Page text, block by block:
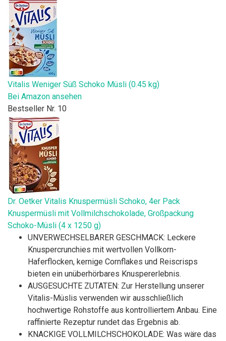
Vitalis Weniger Süß Schoko Müsli (0.45 kg)
Bei Amazon ansehen
Bestseller Nr. 10
Dr. Oetker Vitalis Knuspermüsli Schoko, 4er Pack
Knuspermüsli mit Vollmilchschokolade, Großpackung
Schoko-Müsli (4 x 1250 g)
UNVERWECHSELBARER GESCHMACK: Leckere
Knuspercrunchies mit wertvollen Vollkorn-
Haferflocken, kernige Cornflakes und Reiscrisps
bieten ein unüberhörbares Knuspererlebnis.
AUSGESUCHTE ZUTATEN: Zur Herstellung unserer
Vitalis-Müslis verwenden wir ausschließlich
hochwertige Rohstoffe aus kontrolliertem Anbau. Eine
raffinierte Rezeptur rundet das Ergebnis ab.
KNACKIGE VOLLMILCHSCHOKOLADE: Was wäre das